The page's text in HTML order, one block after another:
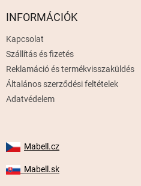
INFORMÁCIÓK
Kapcsolat
Szállítás és fizetés
Reklamáció és termékvisszaküldés
Általános szerződési feltételek
Adatvédelem
Mabell.cz
Mabell.sk